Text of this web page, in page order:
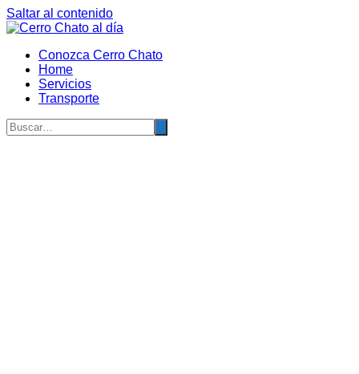
Saltar al contenido
Conozca Cerro Chato
Home
Servicios
Transporte